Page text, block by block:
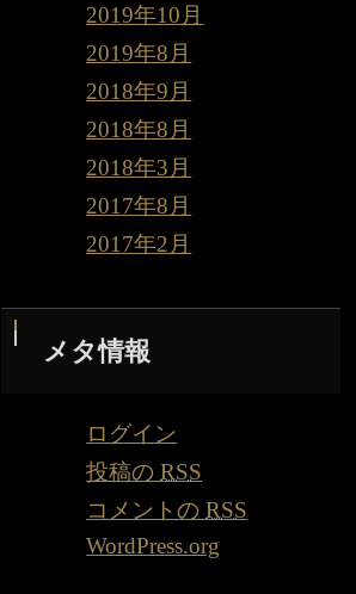
2019年10月
2019年8月
2018年9月
2018年8月
2018年3月
2017年8月
2017年2月
メタ情報
ログイン
投稿のRSS
コメントのRSS
WordPress.org